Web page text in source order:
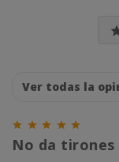
    
No da tirones